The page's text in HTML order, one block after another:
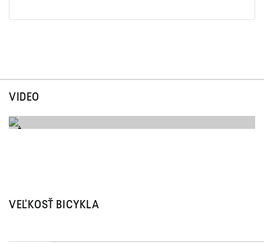
VIDEO
.
VEĽKOSŤ BICYKLA